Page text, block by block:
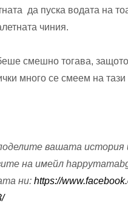
да пуска водата на
чиния.
смешно тогава,
всички много
вашата
на имейл
ни: https://